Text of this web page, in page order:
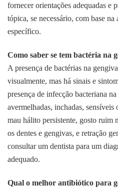
fornecer orientações adequadas e
tópica, se necessário, com base na
específico.
Como saber se tem bactéria na
A presença de bactérias na
visualmente, mas há sinais e
presença de infecção bacteriana
avermelhadas, inchadas,
mau hálito persistente, gosto ruim
os dentes e gengivas, e retração
consultar um dentista para um
adequado.
Qual o melhor antibiótico para